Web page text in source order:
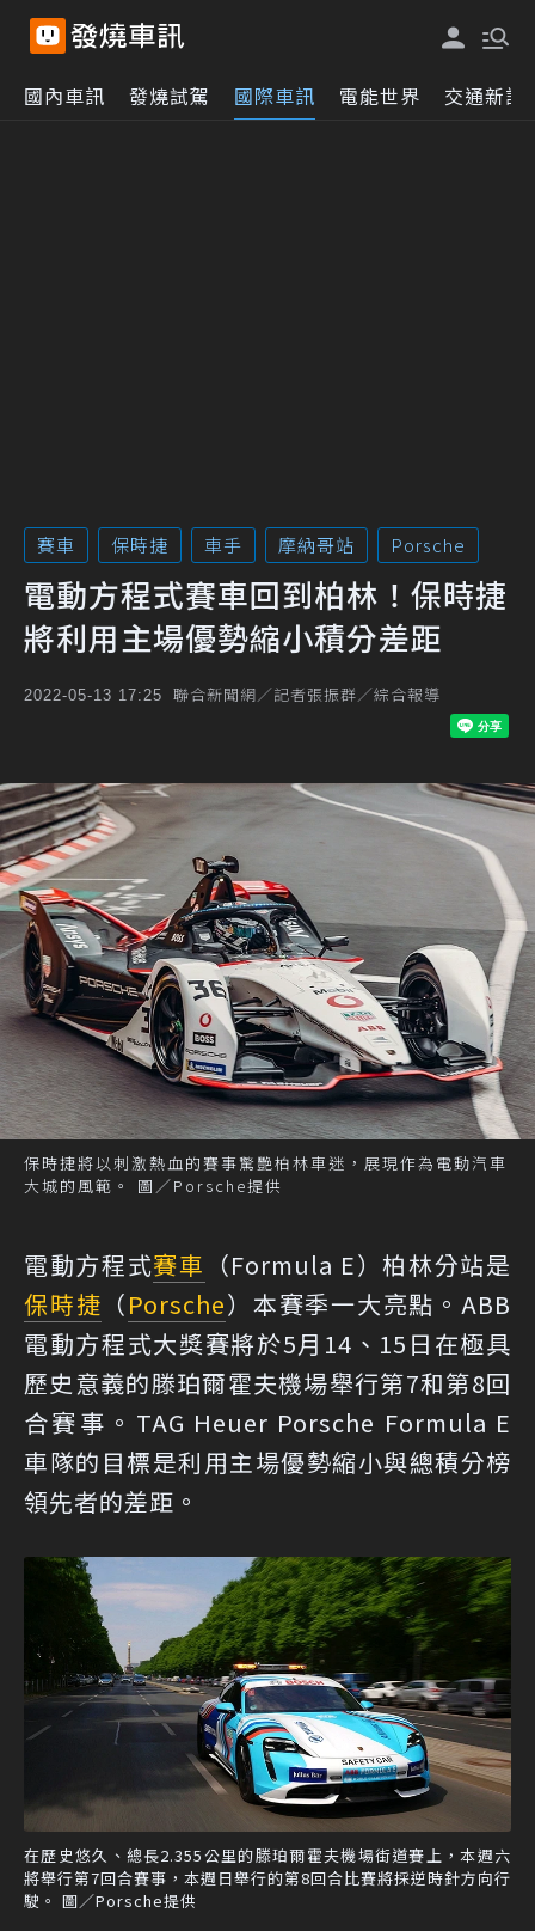
國內車訊 發燒試駕 國際車訊 電能世界 交通新訊
賽車 保時捷 車手 摩納哥站 Porsche
電動方程式賽車回到柏林！保時捷
將利用主場優勢縮小積分差距
2022-05-13 17:25 聯合新聞網／記者張振群／綜合報導
保時捷將以刺激熱血的賽事驚艷柏林車迷，展現作為電動汽車
大城的風範。 圖／Porsche提供
電動方程式賽車 （Formula E）柏林分站是
保時捷 （Porsche）本賽季一大亮點。ABB
電動方程式大獎賽將於5月14、15日在極具
歷史意義的滕珀爾霍夫機場舉行第7和第8回
合賽事。TAG Heuer Porsche Formula E
車隊的目標是利用主場優勢縮小與總積分榜
領先者的差距。
在歷史悠久、總長2.355公里的滕珀爾霍夫機場街道賽上，本週六
將舉行第7回合賽事，本週日舉行的第8回合比賽將採逆時針方向行
駛。 圖／Porsche提供